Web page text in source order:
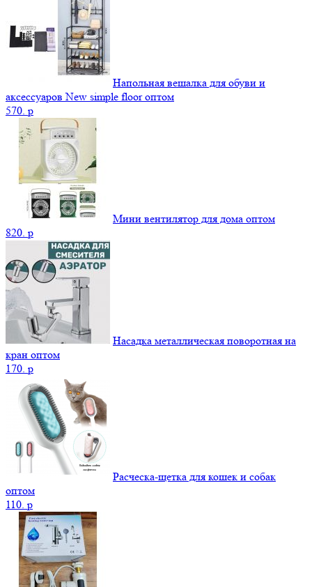
Напольная вешалка для обуви и
аксессуаров New simple floor оптом
570. p
Мини вентилятор для дома оптом
820. p
Насадка металлическая поворотная на
кран оптом
170. p
Расческа-щетка для кошек и собак
оптом
110. p